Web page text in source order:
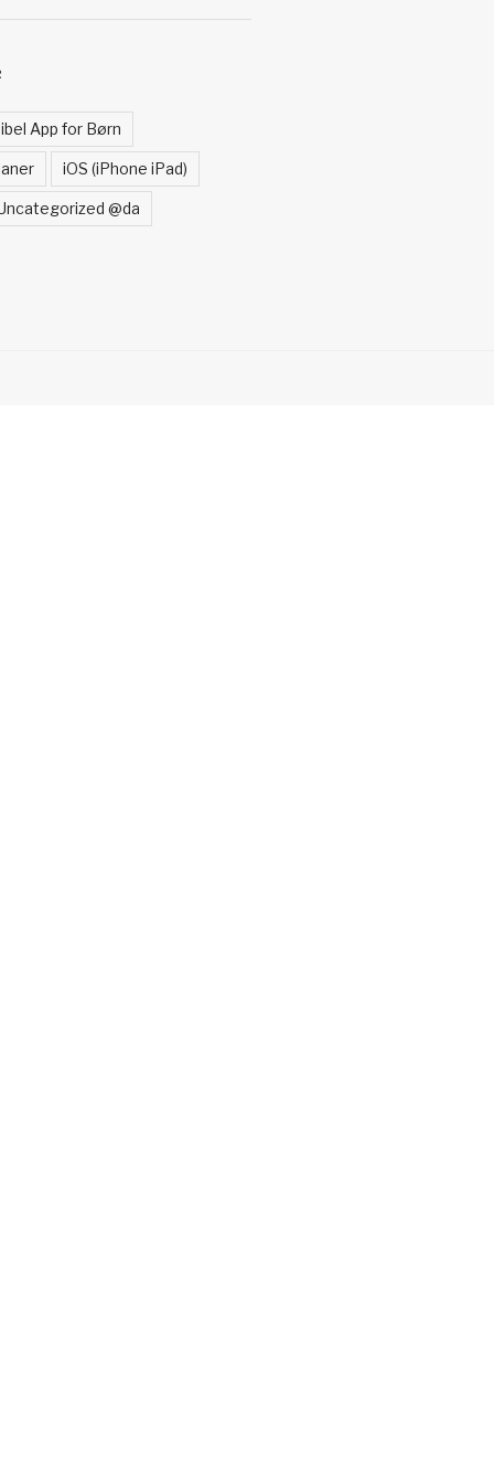
App for Børn
iOS (iPhone iPad)
@da